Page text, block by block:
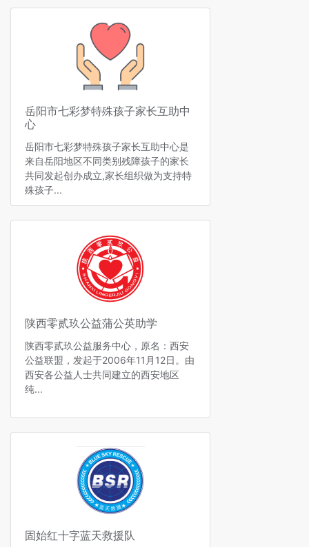
岳阳市七彩梦特殊孩子家长互助中
心
岳阳市七彩梦特殊孩子家长互助中心是
来自岳阳地区不同类别残障孩子的家长
共同发起创办成立,家长组织做为支持特
殊孩子...
陕西零贰玖公益蒲公英助学
陕西零贰玖公益服务中心，原名：西安
公益联盟，发起于2006年11月12日。由
西安各公益人士共同建立的西安地区
纯...
固始红十字蓝天救援队